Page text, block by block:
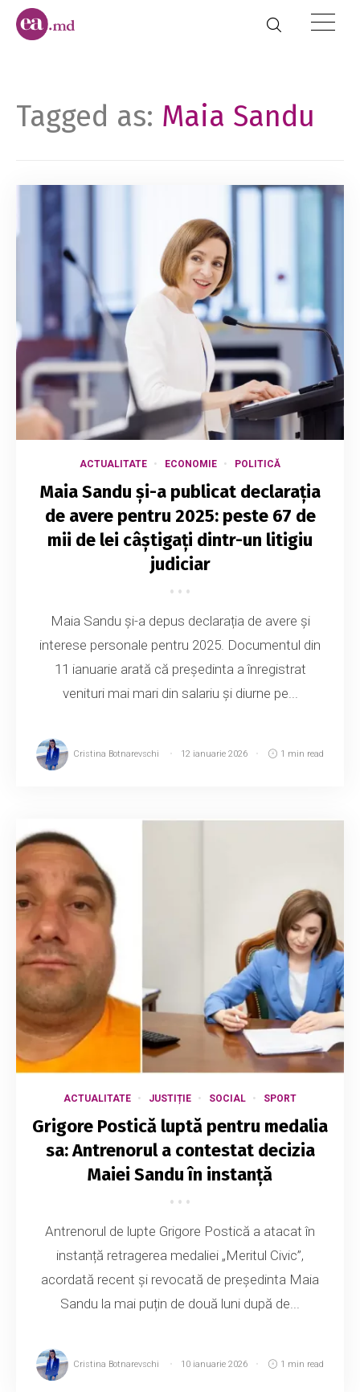
Tagged as: Maia Sandu
ACTUALITATE ECONOMIE POLITICĂ
Maia Sandu și-a publicat declarația
de avere pentru 2025: peste 67 de
mii de lei câștigați dintr-un litigiu
judiciar
Maia Sandu și-a depus declarația de avere și
interese personale pentru 2025. Documentul din
11 ianuarie arată că președinta a înregistrat
venituri mai mari din salariu și diurne pe...
Cristina Botnarevschi 12 ianuarie 2026 1 min read
ACTUALITATE JUSTIȚIE SOCIAL SPORT
Grigore Postică luptă pentru medalia
sa: Antrenorul a contestat decizia
Maiei Sandu în instanță
Antrenorul de lupte Grigore Postică a atacat în
instanță retragerea medaliei „Meritul Civic”,
acordată recent și revocată de președinta Maia
Sandu la mai puțin de două luni după de...
Cristina Botnarevschi 10 ianuarie 2026 1 min read